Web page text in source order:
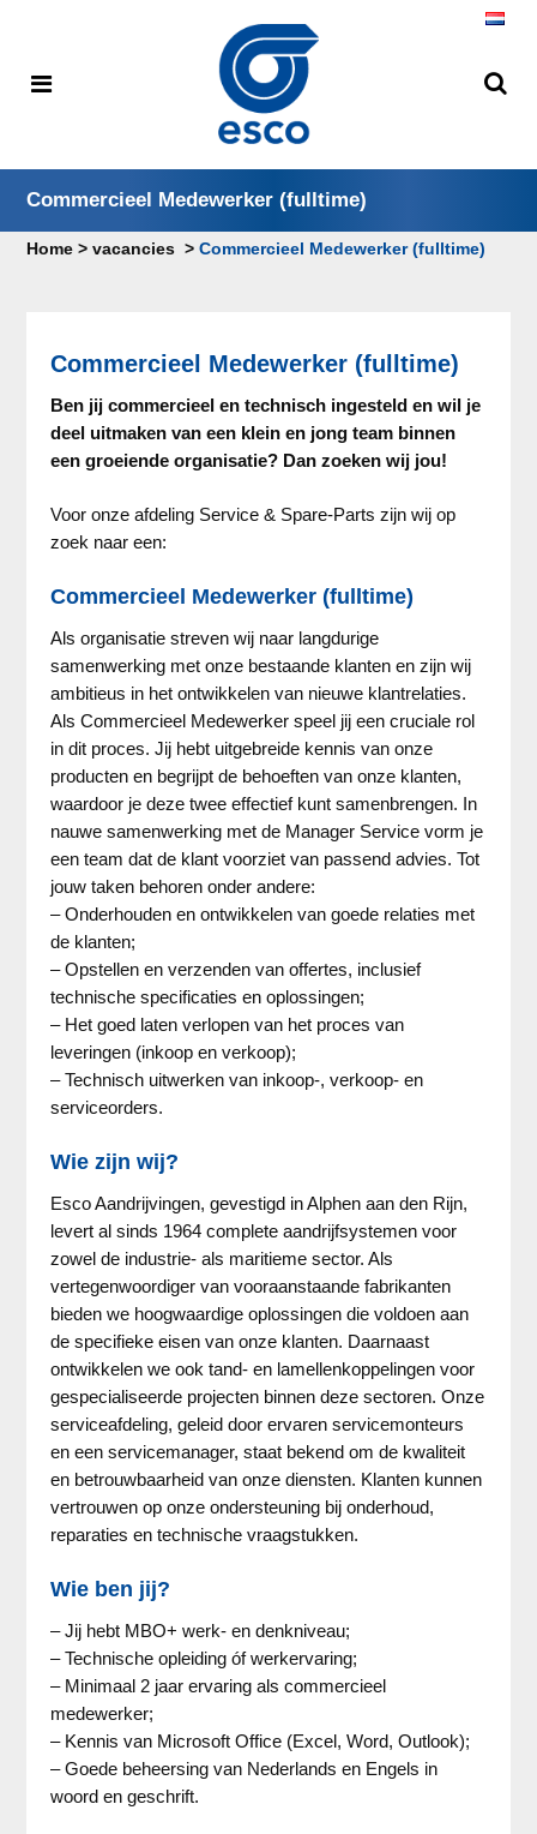
Commercieel Medewerker (fulltime)
Home >vacancies >Commercieel Medewerker (fulltime)
Commercieel Medewerker (fulltime)
Ben jij commercieel en technisch ingesteld en wil je
deel uitmaken van een klein en jong team binnen
een groeiende organisatie? Dan zoeken wij jou!
Voor onze afdeling Service & Spare-Parts zijn wij op
zoek naar een:
Commercieel Medewerker (fulltime)
Als organisatie streven wij naar langdurige
samenwerking met onze bestaande klanten en zijn wij
ambitieus in het ontwikkelen van nieuwe klantrelaties.
Als Commercieel Medewerker speel jij een cruciale rol
in dit proces. Jij hebt uitgebreide kennis van onze
producten en begrijpt de behoeften van onze klanten,
waardoor je deze twee effectief kunt samenbrengen. In
nauwe samenwerking met de Manager Service vorm je
een team dat de klant voorziet van passend advies. Tot
jouw taken behoren onder andere:
– Onderhouden en ontwikkelen van goede relaties met
de klanten;
– Opstellen en verzenden van offertes, inclusief
technische specificaties en oplossingen;
– Het goed laten verlopen van het proces van
leveringen (inkoop en verkoop);
– Technisch uitwerken van inkoop-, verkoop- en
serviceorders.
Wie zijn wij?
Esco Aandrijvingen, gevestigd in Alphen aan den Rijn,
levert al sinds 1964 complete aandrijfsystemen voor
zowel de industrie- als maritieme sector. Als
vertegenwoordiger van vooraanstaande fabrikanten
bieden we hoogwaardige oplossingen die voldoen aan
de specifieke eisen van onze klanten. Daarnaast
ontwikkelen we ook tand- en lamellenkoppelingen voor
gespecialiseerde projecten binnen deze sectoren. Onze
serviceafdeling, geleid door ervaren servicemonteurs
en een servicemanager, staat bekend om de kwaliteit
en betrouwbaarheid van onze diensten. Klanten kunnen
vertrouwen op onze ondersteuning bij onderhoud,
reparaties en technische vraagstukken.
Wie ben jij?
– Jij hebt MBO+ werk- en denkniveau;
– Technische opleiding óf werkervaring;
– Minimaal 2 jaar ervaring als commercieel
medewerker;
– Kennis van Microsoft Office (Excel, Word, Outlook);
– Goede beheersing van Nederlands en Engels in
woord en geschrift.